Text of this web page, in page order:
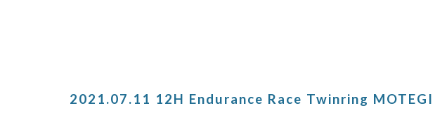
202 1.07.1 1 12H Endurance Race Twinring